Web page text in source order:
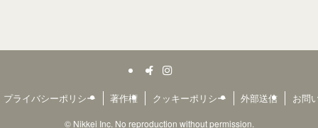
プライバシーポリシー 著作権 クッキーポリシー 外部送信 お問
©Nikkei Inc. No reproduction without permission.